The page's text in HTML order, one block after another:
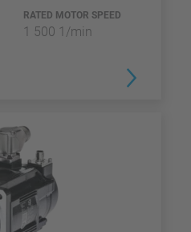
RATED MOTOR SPEED
1 500 1/min